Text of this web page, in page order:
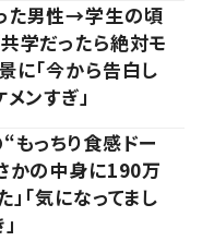
た男性→学生の頃
学だったら絶対モ
に「今から告白し
ンすぎ」
っちり食感ドー
かの中身に190万
「気になってまし